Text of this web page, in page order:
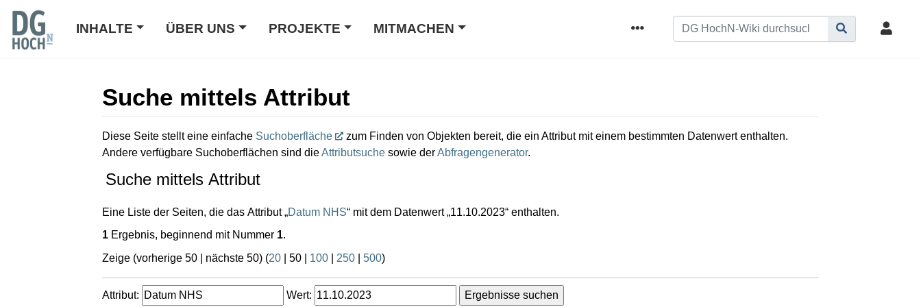
INHALTE ÜBER UNS PROJEKTE MITMACHEN
Suche mittels Attribut
Wechseln zu:Navigation,Suche
Diese Seite stellt eine einfache Suchoberfläche
zum Finden von Objekten bereit, die ein Attribut mit einem bestimmten Datenwert enthalten.
Andere verfügbare Suchoberflächen sind dieAttributsuche sowie derAbfragengenerator.
Suche mittels Attribut
Eine Liste der Seiten, die das Attribut „Datum NHS“ mit dem Datenwert „11.10.2023“ enthalten.
1 Ergebnis, beginnend mit Nummer 1.
Zeige (vorherige 50 nächste 50) (20 50 100 250 500)
Attribut: Wert: